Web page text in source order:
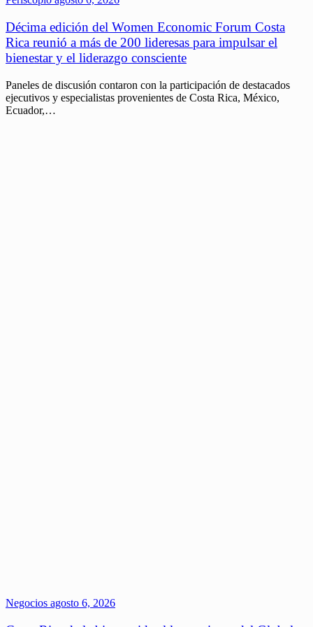
Décima edición del Women Economic Forum Costa
Rica reunió a más de 200 lideresas para impulsar el
bienestar y el liderazgo consciente
Paneles de discusión contaron con la participación de destacados
ejecutivos y especialistas provenientes de Costa Rica, México,
Ecuador,…
Negocios agosto 6, 2026